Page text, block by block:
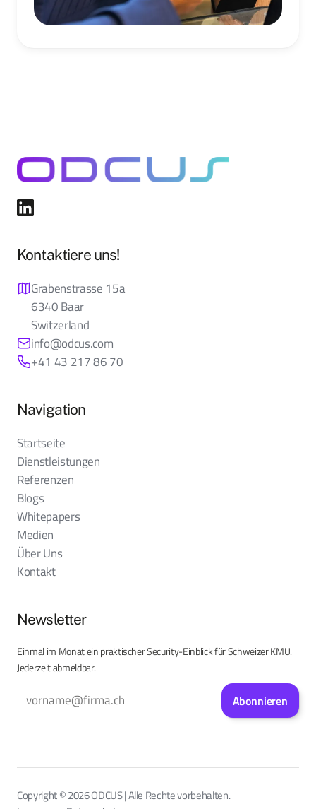
Kontaktiere uns!
Grabenstrasse 15a
6340 Baar
Switzerland
info@odcus.com
+41 43 217 86 70
Navigation
Startseite
Dienstleistungen
Referenzen
Blogs
Whitepapers
Medien
Über Uns
Kontakt
Newsletter
Einmal im Monat ein praktischer Security-Einblick für Schweizer KMU.
Jederzeit abmeldbar.
Abonnieren
Copyright © 2026 ODCUS | Alle Rechte vorbehalten.